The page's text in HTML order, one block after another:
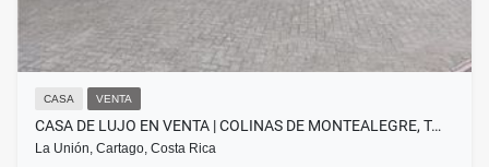
CASA VENTA
CASA DE LUJO EN VENTA | COLINAS DE MONTEALEGRE, T…
La Unión, Cartago, Costa Rica